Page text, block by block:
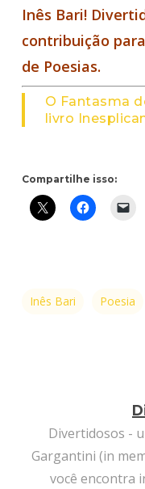
Inês Bari!
contribuição
de Poesias.
O Fantasma
livro
Compartilhe isso:
Inês Bari Poesia
Divertidosos -
Gargantini (in
você encontra